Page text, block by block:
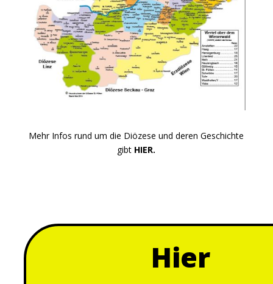
Mehr Infos rund um die Diözese und deren Geschichte
gibt HIER.
Hier